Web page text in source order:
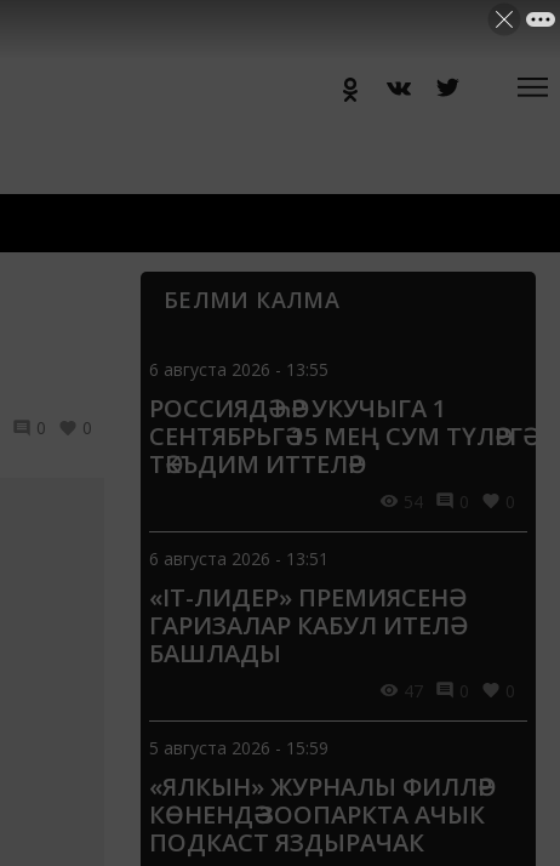
0 0
БЕЛМИ КАЛМА
6 августа 2026 - 13:55
РОССИЯДӘ ҺӘР УКУЧЫГА 1
СЕНТЯБРЬГӘ 15 МЕҢ СУМ ТҮЛӘРГӘ
ТӘКЪДИМ ИТТЕЛӘР
54 0 0
6 августа 2026 - 13:51
«IT-ЛИДЕР» ПРЕМИЯСЕНӘ
ГАРИЗАЛАР КАБУЛ ИТЕЛӘ
БАШЛАДЫ
47 0 0
5 августа 2026 - 15:59
«ЯЛКЫН» ЖУРНАЛЫ ФИЛЛӘР
КӨНЕНДӘ ЗООПАРКТА АЧЫК
ПОДКАСТ ЯЗДЫРАЧАК